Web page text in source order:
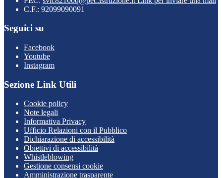
C.F.: 92099090091
Seguici su
Facebook
Youtube
Instagram
Sezione Link Utili
Cookie policy
Note legali
Informativa Privacy
Ufficio Relazioni con il Pubblico
Dichiarazione di accessibilità
Obiettivi di accessibilità
Whistleblowing
Gestione consensi cookie
Amministrazione trasparente